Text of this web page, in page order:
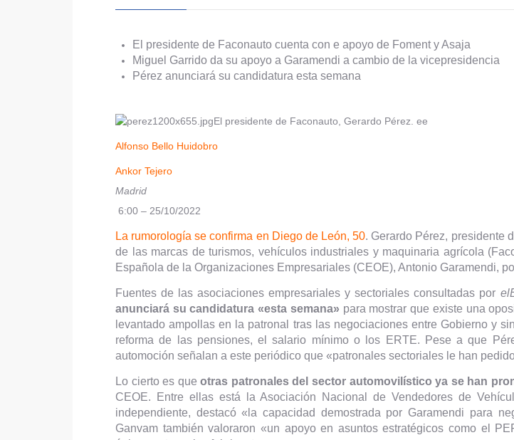
El presidente de Faconauto cuenta con e apoyo de Foment y Asaja
Miguel Garrido da su apoyo a Garamendi a cambio de la vicepresidencia
Pérez anunciará su candidatura esta semana
El presidente de Faconauto, Gerardo Pérez. ee
Alfonso Bello Huidobro
Ankor Tejero
Madrid
6:00 – 25/10/2022
La rumorología se confirma en Diego de León, 50. Gerardo Pérez, presidente
de las marcas de turismos, vehículos industriales y maquinaria agrícola
Española de la Organizaciones Empresariales (CEOE), Antonio Garamendi,
Fuentes de las asociaciones empresariales y sectoriales consultadas por
anunciará su candidatura «esta semana» para mostrar que existe una
levantado ampollas en la patronal tras las negociaciones entre Gobierno y
reforma de las pensiones, el salario mínimo o los ERTE. Pese a que
automoción señalan a este periódico que «patronales sectoriales le han
Lo cierto es queotras patronales del sector automovilístico ya se han
CEOE. Entre ellas está la Asociación Nacional de Vendedores de
independiente, destacó «la capacidad demostrada por Garamendi para
Ganvam también valoraron «un apoyo en asuntos estratégicos como el